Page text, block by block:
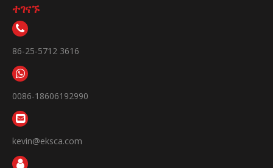
ተገናኙ
86-25-5712 3616
0086-18606192990
kevin@eksca.com